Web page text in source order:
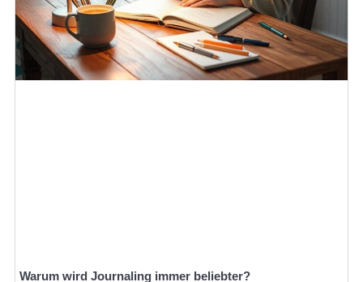
Warum wird Journaling immer beliebter?